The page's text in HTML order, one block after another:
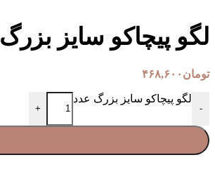
لگو پیچاکو سایز بزرگ
تومان ۴۶۸,۶۰۰
-
لگو پیچاکو سایز بزرگ عدد
+